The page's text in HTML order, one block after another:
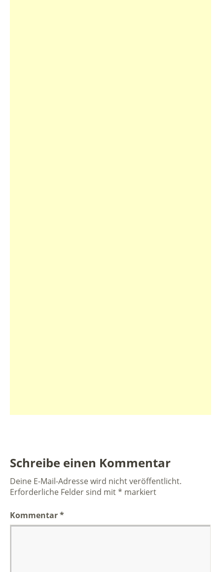
Schreibe einen Kommentar
Deine E-Mail-Adresse wird nicht veröffentlicht.
Erforderliche Felder sind mit* markiert
Kommentar*